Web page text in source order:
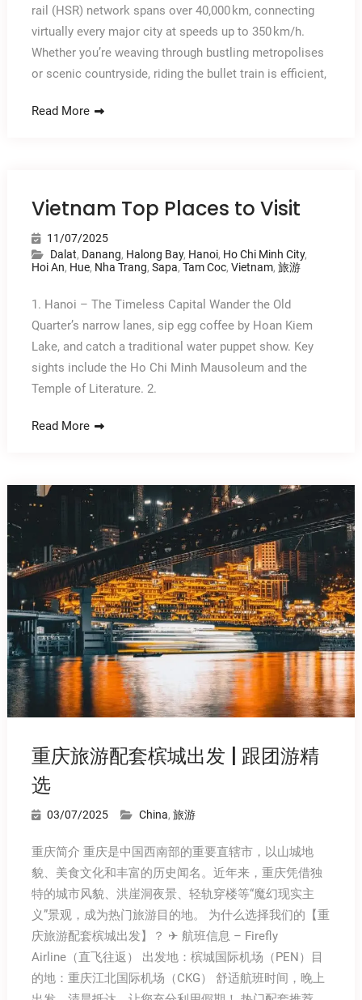
rail (HSR) network spans over 40,000 km, connecting
virtually every major city at speeds up to 350 km/h.
Whether you’re weaving through bustling metropolises
or scenic countryside, riding the bullet train is efficient,
Read More
Vietnam Top Places to Visit
11/07/2025
Dalat, Danang, Halong Bay, Hanoi, Ho Chi Minh City,
Hoi An, Hue, Nha Trang, Sapa, Tam Coc, Vietnam, 旅游
1. Hanoi – The Timeless Capital Wander the Old
Quarter’s narrow lanes, sip egg coffee by Hoan Kiem
Lake, and catch a traditional water puppet show. Key
sights include the Ho Chi Minh Mausoleum and the
Temple of Literature. 2.
Read More
重庆旅游配套槟城出发 | 跟团游精
选
03/07/2025 China, 旅游
重庆简介 重庆是中国西南部的重要直辖市，以山城地
貌、美食文化和丰富的历史闻名。近年来，重庆凭借独
特的城市风貌、洪崖洞夜景、轻轨穿楼等“魔幻现实主
义”景观，成为热门旅游目的地。 为什么选择我们的【重
庆旅游配套槟城出发】？ ✈ 航班信息 – Firefly
Airline（直飞往返） 出发地：槟城国际机场（PEN）目
的地：重庆江北国际机场（CKG） 舒适航班时间，晚上